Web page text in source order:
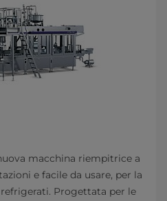
macchina riempitrice a
e facile da usare, per la
Progettata per le